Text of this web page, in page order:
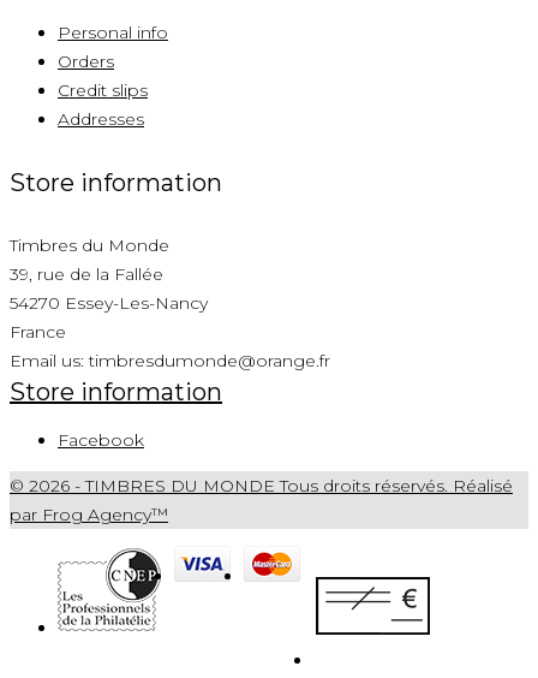
Personal info
Orders
Credit slips
Addresses
Store information
Timbres du Monde
39, rue de la Fallée
54270 Essey-Les-Nancy
France
Email us:timbresdumonde@orange.fr
Store information
Facebook
© 2026 - TIMBRES DU MONDE Tous droits réservés. Réalisé
par Frog Agency™